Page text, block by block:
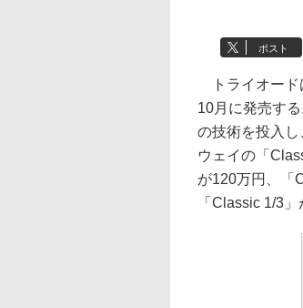
ポスト
トライオード
10月に発売す
の技術を投入
ウェイの「
が120万円、「
「Classic 1/3